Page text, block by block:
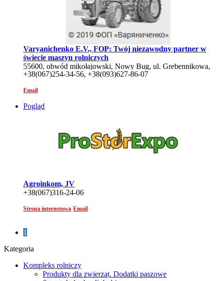
Varyanichenko E.V., FOP: Twój niezawodny partner w
świecie maszyn rolniczych
55600, obwód mikołajowski, Nowy Bug, ul. Grebennikowa,
6/7
+38(067)254-34-56, +38(093)627-86-07
Email
Pogląd
Agroinkom, JV
+38(067)316-24-06
Strona internetowa Email
1
Kategoria
Kompleks rolniczy
Produkty dla zwierząt. Dodatki paszowe